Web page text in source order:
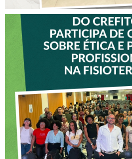
VICE-
CREFITO-7
OFICINA
POSTURA
NA